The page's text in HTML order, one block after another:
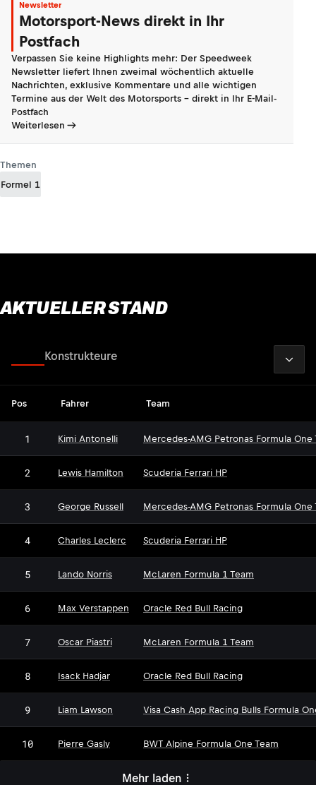
Newsletter
Motorsport-News direkt in Ihr
Postfach
Verpassen Sie keine Highlights mehr: Der Speedweek
Newsletter liefert Ihnen zweimal wöchentlich aktuelle
Nachrichten, exklusive Kommentare und alle wichtigen
Termine aus der Welt des Motorsports - direkt in Ihr E-Mail-
Postfach
Weiterlesen
Themen
Formel 1
AKTUELLER STAND
Konstrukteure
Pos Fahrer Team
1 Kimi Antonelli Mercedes-AMG Petronas Formula One
2 Lewis Hamilton Scuderia Ferrari HP
3 George Russell Mercedes-AMG Petronas Formula One
4 Charles Leclerc Scuderia Ferrari HP
5 Lando Norris McLaren Formula 1 Team
6 Max Verstappen Oracle Red Bull Racing
7 Oscar Piastri McLaren Formula 1 Team
8 Isack Hadjar Oracle Red Bull Racing
9 Liam Lawson Visa Cash App Racing Bulls Formula
10 Pierre Gasly BWT Alpine Formula One Team
Mehr laden